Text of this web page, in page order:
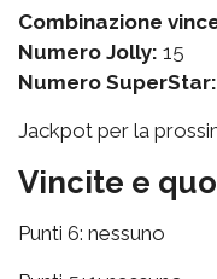
Combinazione
Numero Jolly: 15
Numero SuperStar:
Jackpot per la
Vincite e
Punti 6: nessuno